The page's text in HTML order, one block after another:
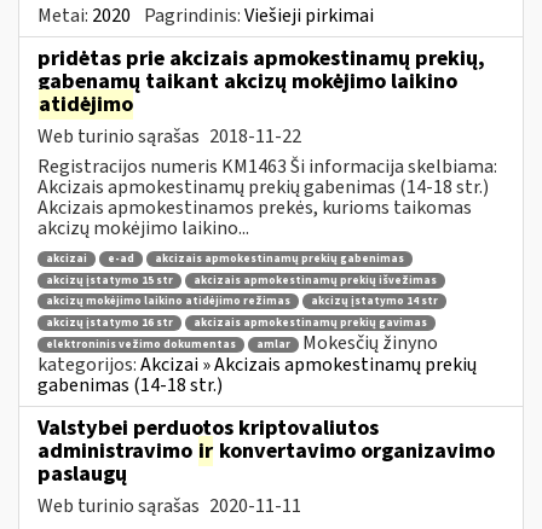
Metai: 2020 Pagrindinis:Viešieji pirkimai
pridėtas prie akcizais apmokestinamų prekių,
gabenamų taikant akcizų mokėjimo laikino
atidėjimo
Web turinio sąrašas 2018-11-22
Registracijos numeris KM1463 Ši informacija skelbiama:
Akcizais apmokestinamų prekių gabenimas (14-18 str.)
Akcizais apmokestinamos prekės, kurioms taikomas
akcizų mokėjimo laikino...
akcizai e-ad
akcizais apmokestinamų prekių gabenimas
akcizų įstatymo 15 str
akcizais apmokestinamų prekių išvežimas
akcizų mokėjimo laikino atidėjimo režimas
akcizų įstatymo 14 str
akcizų įstatymo 16 str
akcizais apmokestinamų prekių gavimas
elektroninis vežimo dokumentas
amlar
Mokesčių žinyno
kategorijos:Akcizai » Akcizais apmokestinamų prekių
gabenimas (14-18 str.)
Valstybei perduotos kriptovaliutos
administravimo ir konvertavimo organizavimo
paslaugų
Web turinio sąrašas 2020-11-11